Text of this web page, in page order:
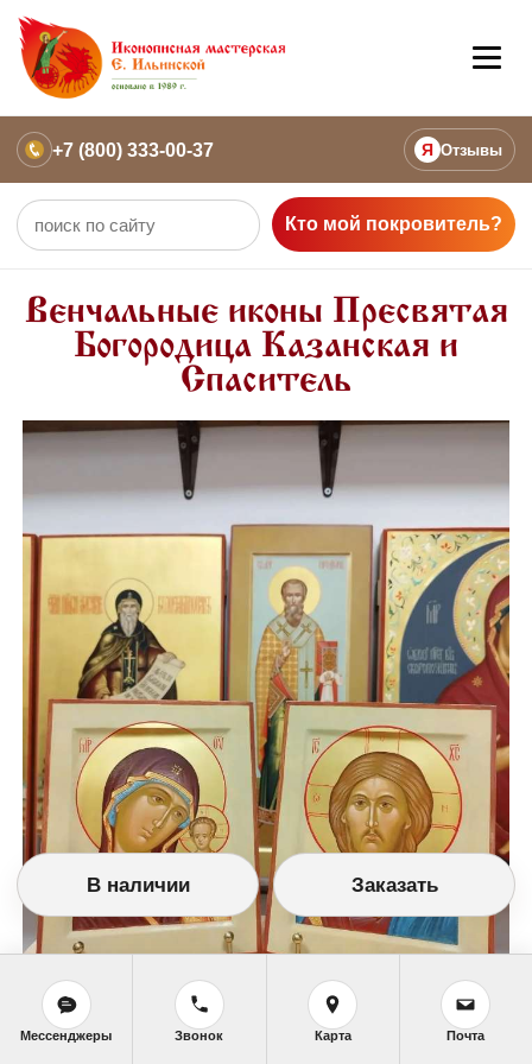
+7 (800) 333-00-37 Я Отзывы
Кто мой покровитель?
Венчальные иконы Пресвятая
Богородица Казанская и
Спаситель
В наличии Заказать
Мессенджеры Звонок Карта Почта